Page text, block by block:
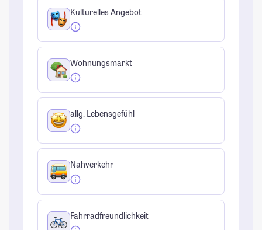
Kulturelles Angebot
Wohnungsmarkt
allg. Lebensgefühl
Nahverkehr
Fahrradfreundlichkeit